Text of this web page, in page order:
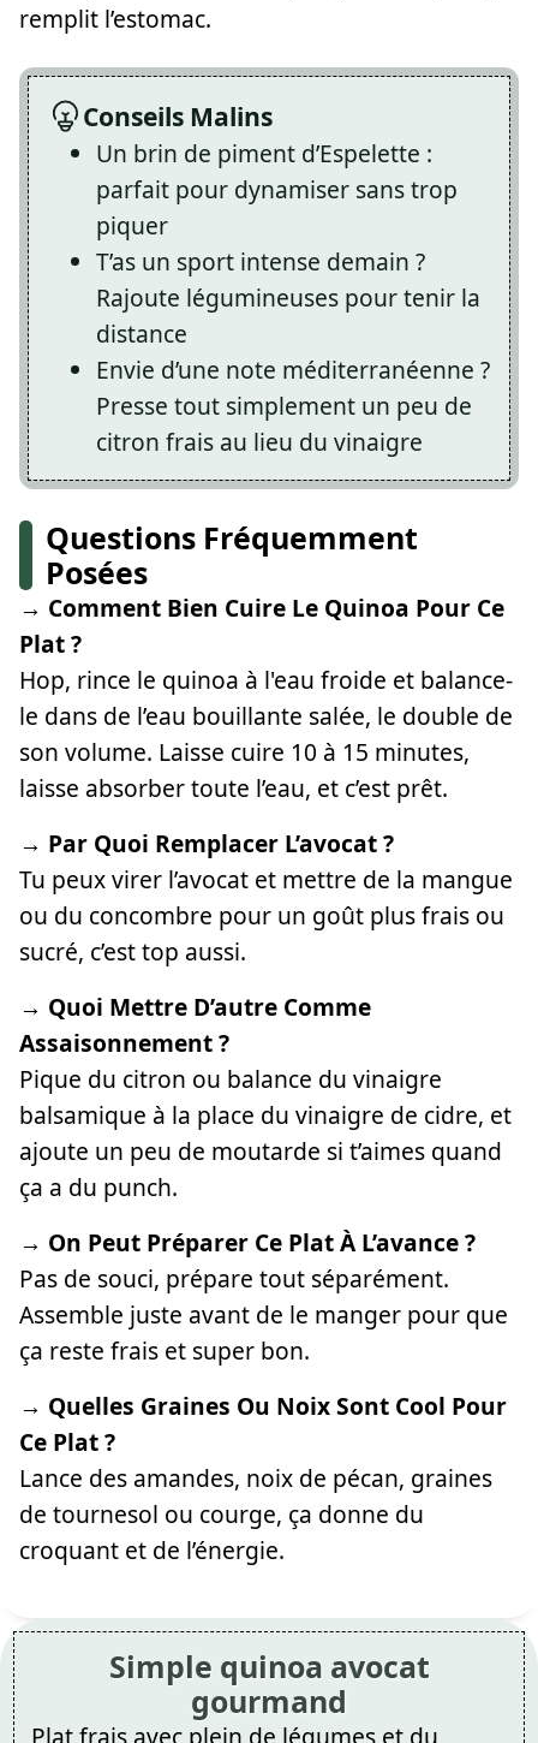
remplit l’estomac.
Conseils Malins
Un brin de piment d’Espelette :
parfait pour dynamiser sans trop
piquer
T’as un sport intense demain ?
Rajoute légumineuses pour tenir la
distance
Envie d’une note méditerranéenne ?
Presse tout simplement un peu de
citron frais au lieu du vinaigre
Questions Fréquemment
Posées
→ Comment Bien Cuire Le Quinoa Pour Ce
Plat ?
Hop, rince le quinoa à l'eau froide et balance-
le dans de l’eau bouillante salée, le double de
son volume. Laisse cuire 10 à 15 minutes,
laisse absorber toute l’eau, et c’est prêt.
→ Par Quoi Remplacer L’avocat ?
Tu peux virer l’avocat et mettre de la mangue
ou du concombre pour un goût plus frais ou
sucré, c’est top aussi.
→ Quoi Mettre D’autre Comme
Assaisonnement ?
Pique du citron ou balance du vinaigre
balsamique à la place du vinaigre de cidre, et
ajoute un peu de moutarde si t’aimes quand
ça a du punch.
→ On Peut Préparer Ce Plat À L’avance ?
Pas de souci, prépare tout séparément.
Assemble juste avant de le manger pour que
ça reste frais et super bon.
→ Quelles Graines Ou Noix Sont Cool Pour
Ce Plat ?
Lance des amandes, noix de pécan, graines
de tournesol ou courge, ça donne du
croquant et de l’énergie.
Simple quinoa avocat
gourmand
Plat frais avec plein de légumes et du